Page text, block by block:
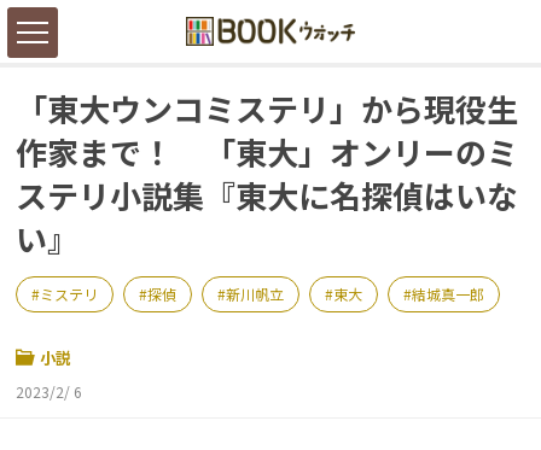
「東大ウンコミステリ」から現役生
作家まで！ 「東大」オンリーのミ
ステリ小説集『東大に名探偵はいな
い』
ミステリ 探偵 新川帆立 東大 結城真一郎
小説
2023/2/ 6